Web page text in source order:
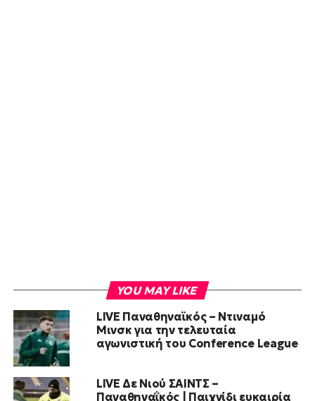
YOU MAY LIKE
LIVE Παναθηναϊκός – Ντιναμό
Μινσκ για την τελευταία
αγωνιστική του Conference League
LIVE Δε Νιού ΣΑΙΝΤΣ –
Παναθηναΐκός | Παιχνίδι ευκαιρία